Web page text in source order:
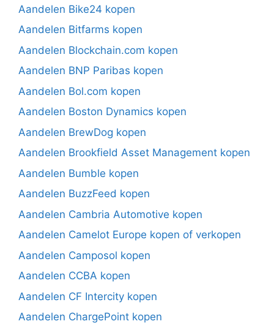
Aandelen Bike24 kopen
Aandelen Bitfarms kopen
Aandelen Blockchain.com kopen
Aandelen BNP Paribas kopen
Aandelen Bol.com kopen
Aandelen Boston Dynamics kopen
Aandelen BrewDog kopen
Aandelen Brookfield Asset Management kopen
Aandelen Bumble kopen
Aandelen BuzzFeed kopen
Aandelen Cambria Automotive kopen
Aandelen Camelot Europe kopen of verkopen
Aandelen Camposol kopen
Aandelen CCBA kopen
Aandelen CF Intercity kopen
Aandelen ChargePoint kopen